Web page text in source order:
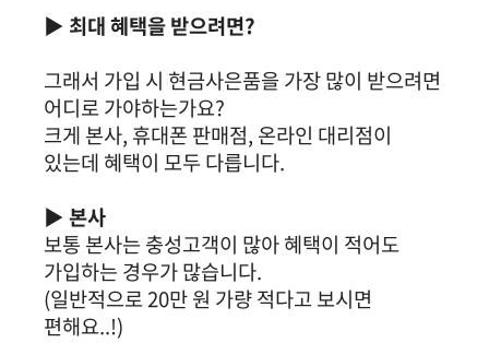
▶ 최대 혜택을 받으려면?
그래서 가입 시 현금사은품을 가장 많이 받으려면
어디로 가야하는가요?
크게 본사, 휴대폰 판매점, 온라인 대리점이
있는데 혜택이 모두 다릅니다.
▶ 본사
보통 본사는 충성고객이 많아 혜택이 적어도
가입하는 경우가 많습니다.
(일반적으로 20만 원 가량 적다고 보시면
편해요..!)